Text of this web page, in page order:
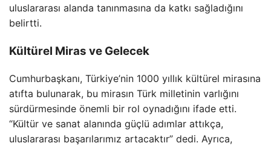
uluslararası alanda tanınmasına da katkı sağladığını
belirtti.
Kültürel Miras ve Gelecek
Cumhurbaşkanı, Türkiye’nin 1000 yıllık kültürel mirasına
atıfta bulunarak, bu mirasın Türk milletinin varlığını
sürdürmesinde önemli bir rol oynadığını ifade etti.
“Kültür ve sanat alanında güçlü adımlar attıkça,
uluslararası başarılarımız artacaktır” dedi. Ayrıca,